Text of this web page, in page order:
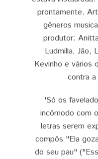
prontamente.
gêneros
produtor:
Ludmilla, Jão,
Kevinho e vários
contra
'Só os
incômodo com
letras serem
compôs "Ela
do seu pau"